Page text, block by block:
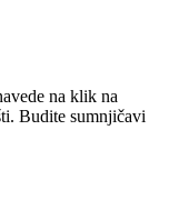
na klik na
Budite sumnjičavi